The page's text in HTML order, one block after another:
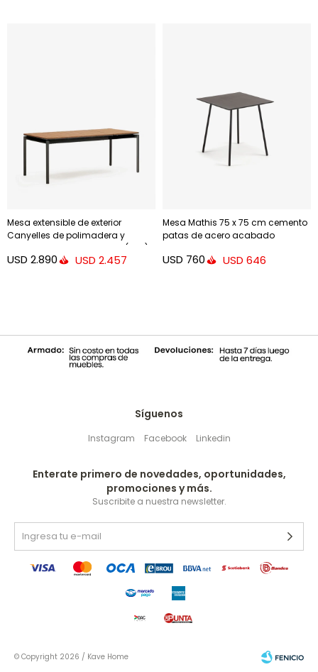
Mesa extensible de exterior
Canyelles de polimadera y
aluminio - negro mate 140 (200) x
90 cm
USD 2.890 USD 2.457
Mesa Mathis 75 x 75 cm cemento
patas de acero acabado
USD 760 USD 646
Síguenos
Instagram Facebook Linkedin
Enterate primero de novedades, oportunidades,
promociones y más.
Suscribite a nuestra newsletter.
© Copyright 2026 / Kave Home